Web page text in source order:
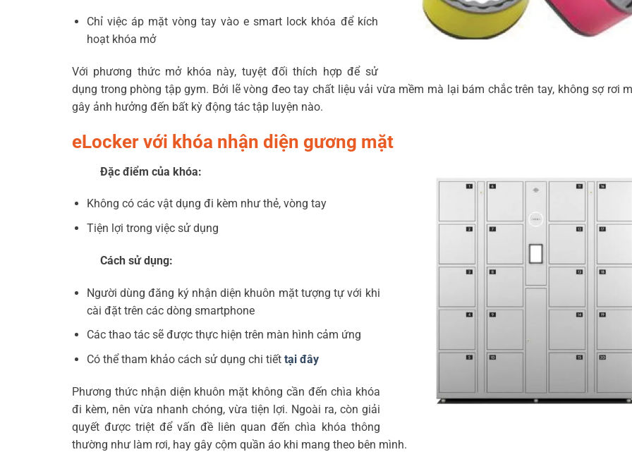
Chỉ việc áp mặt vòng tay vào e smart lock khóa để kích
hoạt khóa mở
Với phương thức mở khóa này, tuyệt đối thích hợp để sử
dụng trong phòng tập gym. Bởi lẽ vòng đeo tay chất liệu vải vừa mềm mà lại bám chắc trên tay, không sợ rơi
gây ảnh hưởng đến bất kỳ động tác tập luyện nào.
eLocker với khóa nhận diện gương mặt
Đặc điểm của khóa:
Không có các vật dụng đi kèm như thẻ, vòng tay
Tiện lợi trong việc sử dụng
Cách sử dụng:
Người dùng đăng ký nhận diện khuôn mặt tượng tự với khi
cài đặt trên các dòng smartphone
Các thao tác sẽ được thực hiện trên màn hình cảm ứng
Có thể tham khảo cách sử dụng chi tiết tại đây
Phương thức nhận diện khuôn mặt không cần đến chìa khóa
đi kèm, nên vừa nhanh chóng, vừa tiện lợi. Ngoài ra, còn giải
quyết được triệt để vấn đề liên quan đến chìa khóa thông
thường như làm rơi, hay gây cộm quần áo khi mang theo bên mình.